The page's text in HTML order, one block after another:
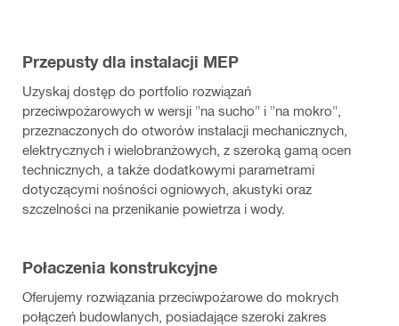
Przepusty dla instalacji MEP
Uzyskaj dostęp do portfolio rozwiązań
przeciwpożarowych w wersji "na sucho" i "na mokro",
przeznaczonych do otworów instalacji mechanicznych,
elektrycznych i wielobranżowych, z szeroką gamą ocen
technicznych, a także dodatkowymi parametrami
dotyczącymi nośności ogniowych, akustyki oraz
szczelności na przenikanie powietrza i wody.
Połaczenia konstrukcyjne
Oferujemy rozwiązania przeciwpożarowe do mokrych
połączeń budowlanych, posiadające szeroki zakres